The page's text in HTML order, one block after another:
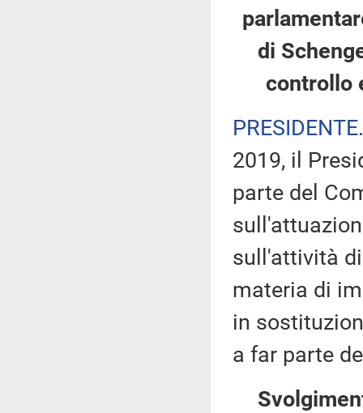
di
controllo
PRESIDENTE
2019, il
parte del
sull'attività
materia di
in
a far parte